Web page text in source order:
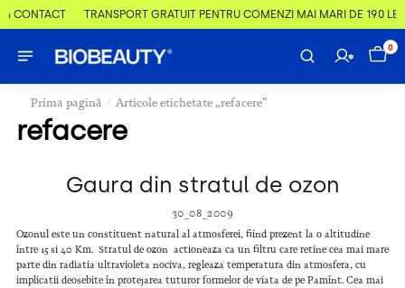
CONTACT TRANSPORT GRATUIT PENTRU COMENZI MAI MARI DE 190 LEI
0
Prima pagină / Articole etichetate „refacere”
refacere
Gaura din stratul de ozon
30_08_2009
Ozonul este un constituent natural al atmosferei, fiind prezent la o altitudine
între 15 si 40 Km. Stratul de ozon actioneaza ca un filtru care retine cea mai mare
parte din radiatia ultravioleta nociva, regleaza temperatura din atmosfera, cu
implicatii deosebite în protejarea tuturor formelor de viata de pe Pamînt. Cea mai